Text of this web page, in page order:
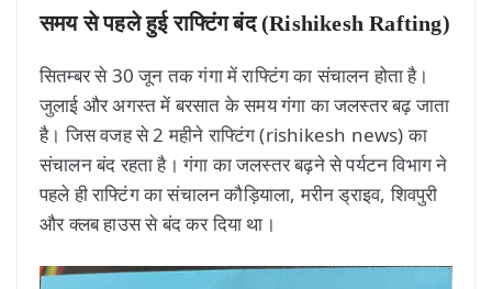
समय से पहले हुई राफ्टिंग बंद (Rishikesh Rafting)
सितम्बर से 30 जून तक गंगा में राफ्टिंग का संचालन होता है।
जुलाई और अगस्त में बरसात के समय गंगा का जलस्तर बढ़ जाता
है। जिस वजह से 2 महीने राफ्टिंग (rishikesh news) का
संचालन बंद रहता है। गंगा का जलस्तर बढ़ने से पर्यटन विभाग ने
पहले ही राफ्टिंग का संचालन कौड़ियाला, मरीन ड्राइव, शिवपुरी
और क्लब हाउस से बंद कर दिया था।